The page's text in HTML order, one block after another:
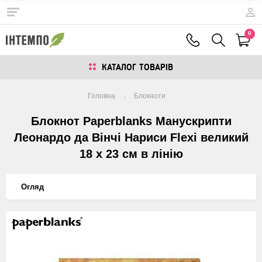
0
КАТАЛОГ ТОВАРIВ
Головна Блокноти
Блокнот Paperblanks Манускрипти
Леонардо да Вінчі Нариси Flexi великий
18 х 23 см в лінію
Огляд
Изображения